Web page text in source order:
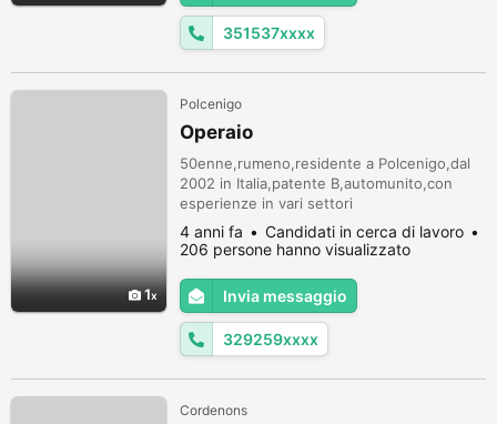
351537xxxx
1
Polcenigo
Operaio
50enne,rumeno,residente a Polcenigo,dal
2002 in Italia,patente B,automunito,con
esperienze in vari settori
edilizia(ferraiolo),stampaggio, estrusione
plastica,meccanica(auto,biciclette),montagg
io(strutture metalliche),persona seria e
laboriosa, cerca lavoro indipendentemente
dal settore purché in regola. Tel: 329 25 95
102
4 anni fa
Candidati in cerca di lavoro
206 persone hanno visualizzato
Invia messaggio
329259xxxx
Cordenons